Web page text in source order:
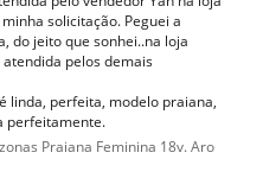
solicitação. Peguei a
do jeito que sonhei..na loja
pelos demais
linda, perfeita, modelo praiana,
perfeitamente.
Praiana Feminina 18v. Aro